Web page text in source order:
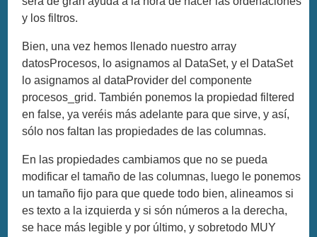
y los filtros.
Bien, una vez hemos llenado nuestro array
datosProcesos, lo asignamos al DataSet, y el DataSet
lo asignamos al dataProvider del componente
procesos_grid. También ponemos la propiedad filtered
en false, ya veréis más adelante para que sirve, y así,
sólo nos faltan las propiedades de las columnas.
En las propiedades cambiamos que no se pueda
modificar el tamaño de las columnas, luego le ponemos
un tamaño fijo para que quede todo bien, alineamos si
es texto a la izquierda y si són números a la derecha,
se hace más legible y por último, y sobretodo MUY